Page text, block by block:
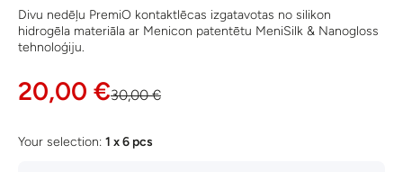
Divu nedēļu PremiO kontaktlēcas izgatavotas no silikon
hidrogēla materiāla ar Menicon patentētu MeniSilk & Nanogloss
tehnoloģiju.
30,00 €
20,00 €
Your selection: 1 x 6 pcs